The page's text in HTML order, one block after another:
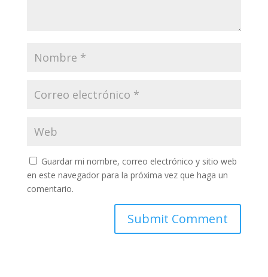
Guardar mi nombre, correo electrónico y sitio web
en este navegador para la próxima vez que haga un
comentario.